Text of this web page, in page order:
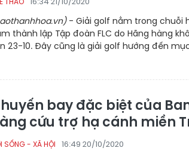
- Giải golf nằm trong chuỗi
thành lập Tập đoàn FLC do Hãng hàng
23-10. Đây cũng là giải golf hướng đến
bay đặc biệt của
cứu trợ hạ cánh miền
SỐNG - XÃ HỘI 16:49 20/10/2020